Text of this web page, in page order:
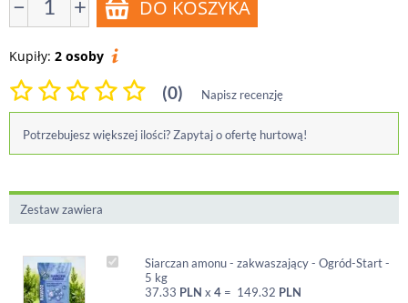
− +
Kupiły: 2 osoby
(0) Napisz recenzję
Potrzebujesz większej ilości? Zapytaj o ofertę hurtową!
Zestaw zawiera
Siarczan amonu - zakwaszający - Ogród-Start -
5 kg
37.33 PLN x 4 = 149.32 PLN